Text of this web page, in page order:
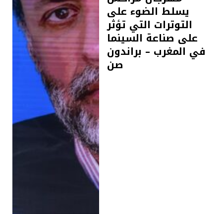
يسلط الضوء على
التوترات التي تؤثر
على صناعة السينما
في المغرب – براندون
صن